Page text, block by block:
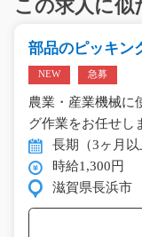
この求人に似
部品のピッキン
NEW 急募
農業・産業機械に
グ作業をお任せし
長期（3ヶ月以
時給1,300円
滋賀県長浜市